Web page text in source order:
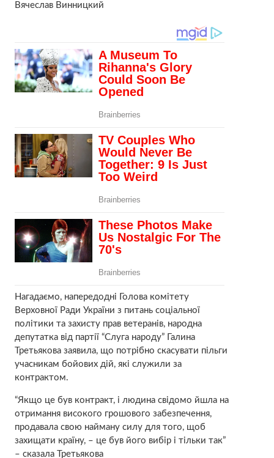
Вячеслав Винницкий
Нагадаємо, напередодні Голова комітету
Верховної Ради України з питань соціальної
політики та захисту прав ветеранів, народна
депутатка від партії “Слуга народу” Галина
Третьякова заявила, що потрібно скасувати пільги
учасникам бойових дій, які служили за
контрактом.
“Якщо це був контракт, і людина свідомо йшла на
отримання високого грошового забезпечення,
продавала свою найману силу для того, щоб
захищати країну, – це був його вибір і тільки так”
– сказала Третьякова